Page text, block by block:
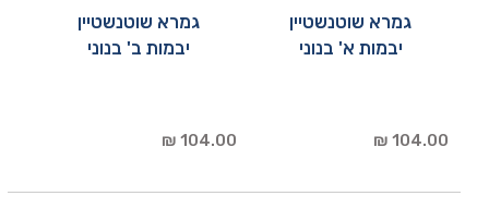
גמרא שוטנשטיין
יבמות א' בנוני
104.00 ₪
גמרא שוטנשטיין
יבמות ב' בנוני
104.00 ₪